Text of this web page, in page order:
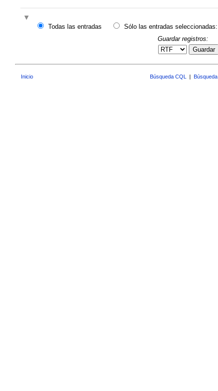
Todas las entradas
Sólo las entradas seleccionadas:
Guardar registros:
Guardar
Inicio Búsqueda CQL